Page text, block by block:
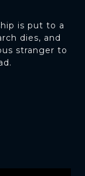
is put to a
dies, and
stranger to